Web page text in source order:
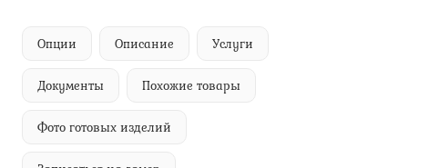
Опции Описание Услуги
Документы Похожие товары
Фото готовых изделий